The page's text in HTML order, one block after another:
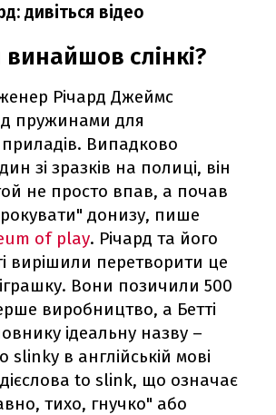
дивіться відео
винайшов слінкі?
Річард Джеймс
пружинами для
Випадково
зі зразків на полиці, він
не просто впав, а почав
донизу, пише
of play. Річард та його
вирішили перетворити це
Вони позичили 500
виробництво, а Бетті
ідеальну назву –
slinky в англійській мові
to slink, що означає
тихо, гнучко" або